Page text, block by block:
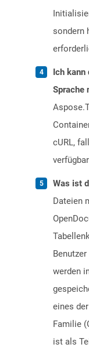
sondern
Ich kann
Sprache
cURL,
Was ist
Dateien
werden
eines
Familie
ist als